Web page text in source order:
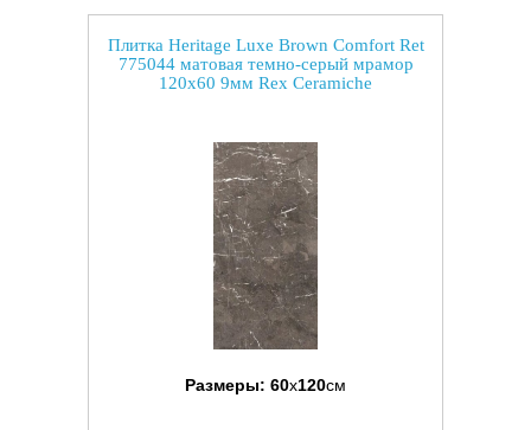
Плитка Heritage Luxe Brown Comfort Ret
775044 матовая темно-серый мрамор
120x60 9мм Rex Ceramiche
Размеры: 60x120см